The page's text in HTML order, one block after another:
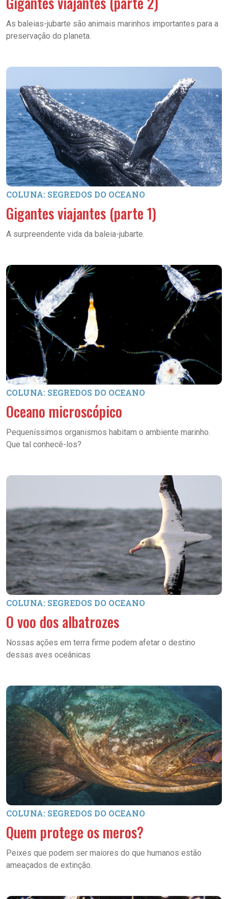
As baleias-jubarte são animais marinhos importantes para a
preservação do planeta.
COLUNA: SEGREDOS DO OCEANO
Gigantes viajantes (parte 1)
A surpreendente vida da baleia-jubarte.
COLUNA: SEGREDOS DO OCEANO
Oceano microscópico
Pequeníssimos organismos habitam o ambiente marinho.
Que tal conhecê-los?
COLUNA: SEGREDOS DO OCEANO
O voo dos albatrozes
Nossas ações em terra firme podem afetar o destino
dessas aves oceânicas
COLUNA: SEGREDOS DO OCEANO
Quem protege os meros?
Peixes que podem ser maiores do que humanos estão
ameaçados de extinção.